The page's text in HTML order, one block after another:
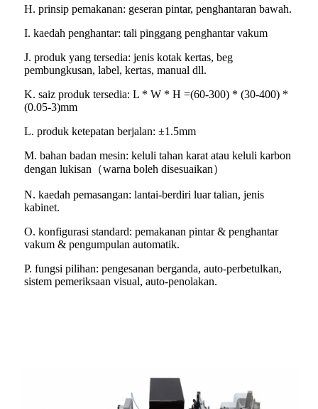
H. prinsip pemakanan: geseran pintar, penghantaran bawah.
I. kaedah penghantar: tali pinggang penghantar vakum
J. produk yang tersedia: jenis kotak kertas, beg
pembungkusan, label, kertas, manual dll.
K. saiz produk tersedia: L * W * H =(60-300) * (30-400) *
(0.05-3)mm
L. produk ketepatan berjalan: ±1.5mm
M. bahan badan mesin: keluli tahan karat atau keluli karbon
dengan lukisan（warna boleh disesuaikan）
N. kaedah pemasangan: lantai-berdiri luar talian, jenis
kabinet.
O. konfigurasi standard: pemakanan pintar & penghantar
vakum & pengumpulan automatik.
P. fungsi pilihan: pengesanan berganda, auto-perbetulkan,
sistem pemeriksaan visual, auto-penolakan.